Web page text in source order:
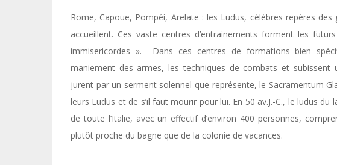
Rome, Capoue, Pompéi, Arelate : les Ludus, célèbres repères
accueillent. Ces vaste centres d’entrainements forment les
immisericordes ». Dans ces centres de formations bien
maniement des armes, les techniques de combats et subissent
jurent par un serment solennel que représente, le Sacramentum
leurs Ludus et de s’il faut mourir pour lui. En 50 av.J.-C., le ludus
de toute l’Italie, avec un effectif d’environ 400 personnes,
plutôt proche du bagne que de la colonie de vacances.